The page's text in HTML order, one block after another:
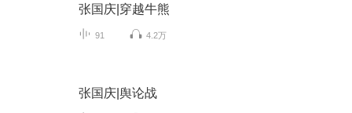
张国庆|穿越牛熊
91 4.2万
张国庆|舆论战